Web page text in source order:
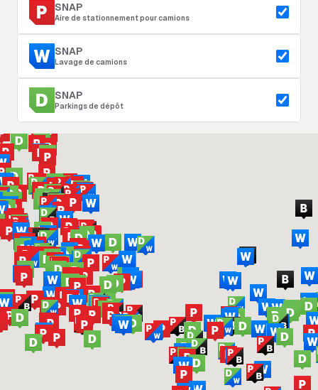
SNAP
Aire de stationnement pour camions
SNAP
Lavage de camions
SNAP
Parkings de dépôt